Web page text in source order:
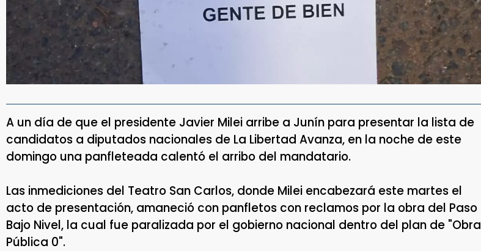
A un día de que el presidente Javier Milei arribe a Junín para presentar la lista de
candidatos a diputados nacionales de La Libertad Avanza, en la noche de este
domingo una panfleteada calentó el arribo del mandatario.
Las inmediciones del Teatro San Carlos, donde Milei encabezará este martes el
acto de presentación, amaneció con panfletos con reclamos por la obra del Paso
Bajo Nivel, la cual fue paralizada por el gobierno nacional dentro del plan de "Obra
Pública 0".